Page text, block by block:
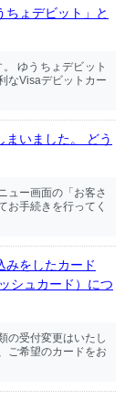
ちょデビット」と
ゆうちょデビット
なVisaデビットカー
まいました。 どう
ュー画面の「お客さ
お手続きを行ってく
みをしたカード
シュカード）につ
の受付変更はいたし
ご希望のカードをお